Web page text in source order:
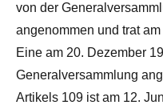
von der
angenommen und trat
Eine am 20. Dezember
Generalversammlung
Artikels 109 ist am 12.